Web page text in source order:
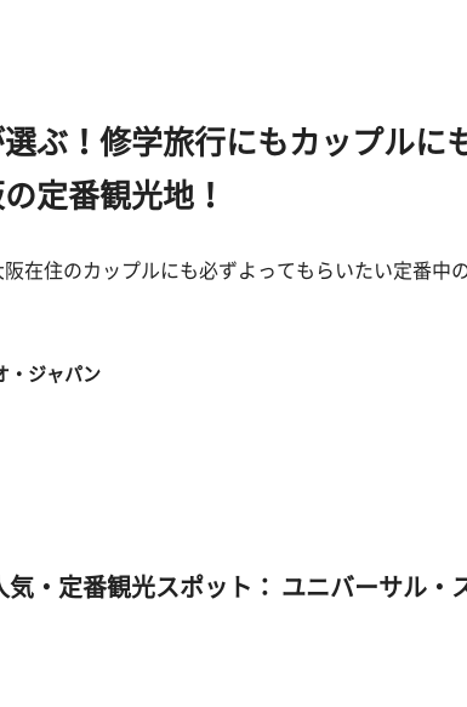
ぶ！修学旅行にもカップルに
定番観光地！
在住のカップルにも必ずよってもらいたい定番中
・ジャパン
気・定番観光スポット： ユニバーサル・